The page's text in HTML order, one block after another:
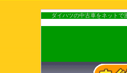
ダイハツの中古車をネットで